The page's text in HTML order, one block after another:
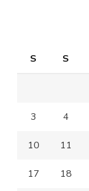
S S
3 4
10 11
17 18